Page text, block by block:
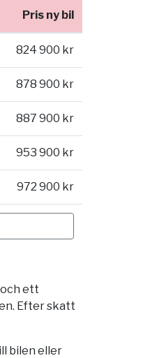
Pris ny bil
824 900 kr
878 900 kr
887 900 kr
953 900 kr
972 900 kr
och ett
Efter skatt
bilen eller